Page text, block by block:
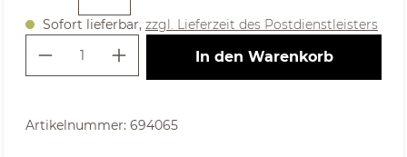
Sofort lieferbar, zzgl. Lieferzeit des Postdienstleisters
Produkt Anzahl: Gib den
In den Warenkorb
Artikelnummer: 694065